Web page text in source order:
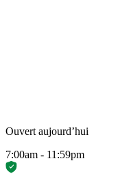
Ouvert aujourd’hui
7:00am - 11:59pm